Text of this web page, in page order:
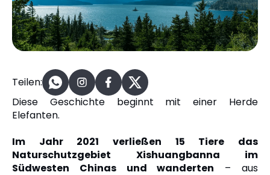
Teilen:
Diese Geschichte beginnt mit einer Herde
Elefanten.
Im Jahr 2021 verließen 15 Tiere das
Naturschutzgebiet Xishuangbanna im
Südwesten Chinas und wanderten – aus